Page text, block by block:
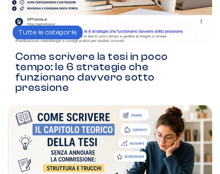
Tutte le categorie
Come scrivere la tesi in poco
tempo: le 6 strategie che
funzionano davvero sotto
pressione